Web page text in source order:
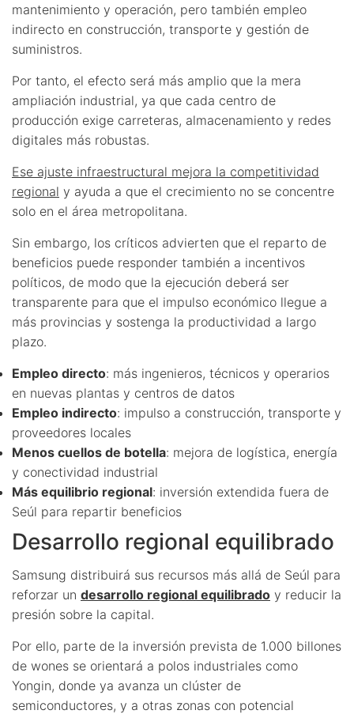
mantenimiento y operación, pero también empleo
indirecto en construcción, transporte y gestión de
suministros.
Por tanto, el efecto será más amplio que la mera
ampliación industrial, ya que cada centro de
producción exige carreteras, almacenamiento y redes
digitales más robustas.
Ese ajuste infraestructural mejora la competitividad
regional y ayuda a que el crecimiento no se concentre
solo en el área metropolitana.
Sin embargo, los críticos advierten que el reparto de
beneficios puede responder también a incentivos
políticos, de modo que la ejecución deberá ser
transparente para que el impulso económico llegue a
más provincias y sostenga la productividad a largo
plazo.
Empleo directo: más ingenieros, técnicos y operarios
en nuevas plantas y centros de datos
Empleo indirecto: impulso a construcción, transporte y
proveedores locales
Menos cuellos de botella: mejora de logística, energía
y conectividad industrial
Más equilibrio regional: inversión extendida fuera de
Seúl para repartir beneficios
Desarrollo regional equilibrado
Samsung distribuirá sus recursos más allá de Seúl para
reforzar un desarrollo regional equilibrado y reducir la
presión sobre la capital.
Por ello, parte de la inversión prevista de 1.000 billones
de wones se orientará a polos industriales como
Yongin, donde ya avanza un clúster de
semiconductores, y a otras zonas con potencial